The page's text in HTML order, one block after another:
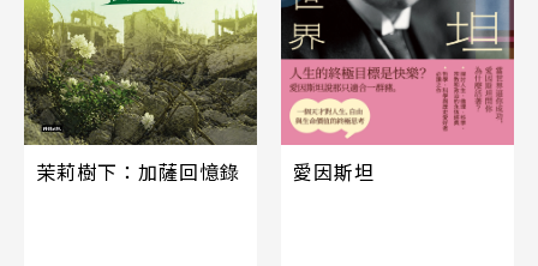
茉莉樹下：加薩回憶錄 愛因斯坦